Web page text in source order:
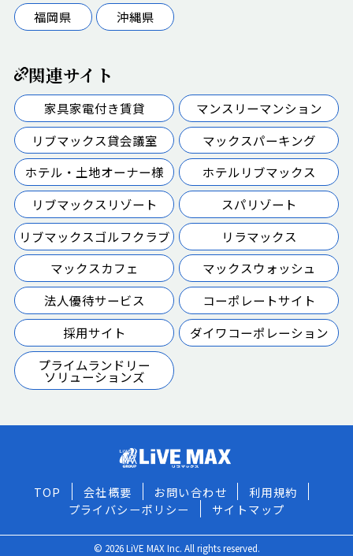
福岡県
沖縄県
関連サイト
家具家電付き賃貸
マンスリーマンション
リブマックス貸会議室
マックスパーキング
ホテル・土地オーナー様
ホテルリブマックス
リブマックスリゾート
スパリゾート
リブマックスゴルフクラブ
リラマックス
マックスカフェ
マックスウォッシュ
法人優待サービス
コーポレートサイト
採用サイト
ダイワコーポレーション
プライムランドリー
ソリューションズ
TOP 会社概要 お問い合わせ
利用規約
プライバシーポリシー
サイトマップ
© 2026 LiVE MAX Inc. All rights reserved.